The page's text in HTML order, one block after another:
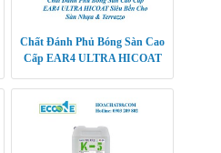
Chất Đánh Phủ Bóng Sàn Cao
Cấp EAR4 ULTRA HICOAT
Terrazzo